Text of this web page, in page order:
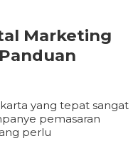
Marketing
yang tepat sangat
pemasaran
perlu